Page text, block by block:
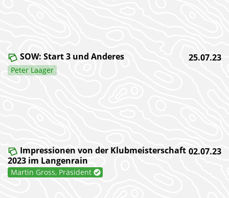
25.07.23
SOW: Start 3 und Anderes
Peter Laager
02.07.23
Impressionen von der Klubmeisterschaft
2023 im Langenrain
Martin Gross, Präsident